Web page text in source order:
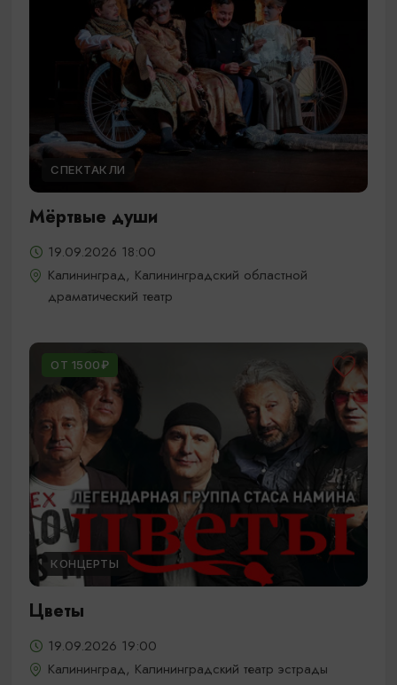
СПЕКТАКЛИ
Мёртвые души
19.09.2026 18:00
Калининград, Калининградский областной
драматический театр
ОТ 1500₽
КОНЦЕРТЫ
Цветы
19.09.2026 19:00
Калининград, Калининградский театр эстрады